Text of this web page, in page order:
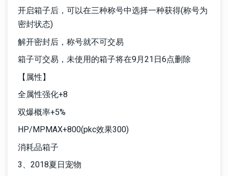
开启箱子后，可以在三种称号中选择一种获得(称号为
密封状态)
解开密封后，称号就不可交易
箱子可交易，未使用的箱子将在9月21日6点删除
【属性】
全属性强化+8
双爆概率+5%
HP/MPMAX+800(pkc效果300)
消耗品箱子
3、2018夏日宠物